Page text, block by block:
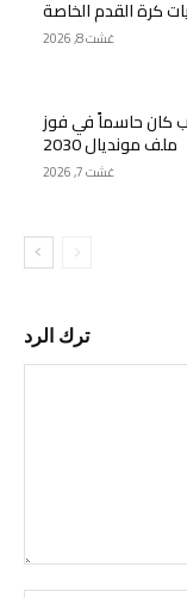
كرة القدم الخاصة
غشت 8, 2026
كان حاسماً في فوز
ملف مونديال 2030
غشت 7, 2026
ترك الرد